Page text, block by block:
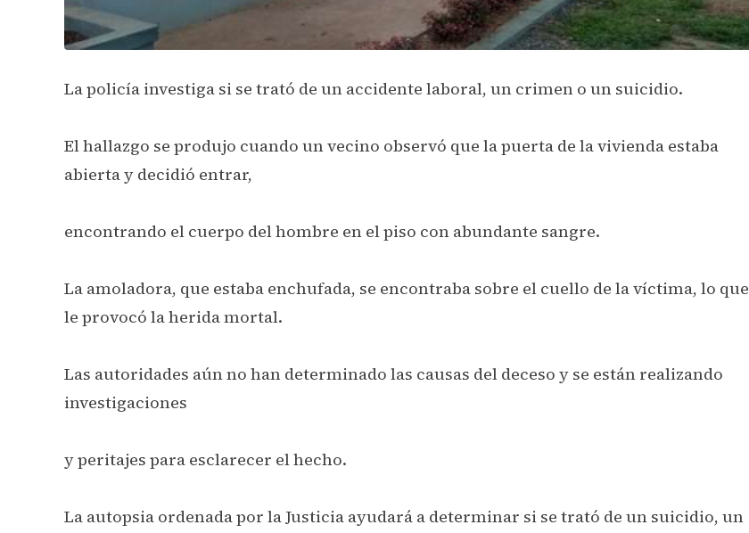
La policía investiga si se trató de un accidente laboral, un crimen o un suicidio.
El hallazgo se produjo cuando un vecino observó que la puerta de la vivienda estaba
abierta y decidió entrar,
encontrando el cuerpo del hombre en el piso con abundante sangre.
La amoladora, que estaba enchufada, se encontraba sobre el cuello de la víctima, lo que
le provocó la herida mortal.
Las autoridades aún no han determinado las causas del deceso y se están realizando
investigaciones
y peritajes para esclarecer el hecho.
La autopsia ordenada por la Justicia ayudará a determinar si se trató de un suicidio, un